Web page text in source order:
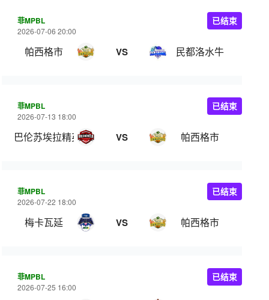
菲MPBL
2026-07-06 20:00
帕西格市 VS 民都洛水牛
已结束
菲MPBL
2026-07-13 18:00
巴伦苏埃拉精英 VS 帕西格市
已结束
菲MPBL
2026-07-22 18:00
梅卡瓦延 VS 帕西格市
已结束
菲MPBL
2026-07-25 16:00
已结束